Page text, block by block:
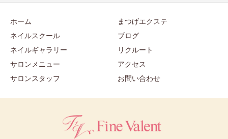
ホーム
ネイルスクール
ネイルギャラリー
サロンメニュー
サロンスタッフ
まつげエクステ
ブログ
リクルート
アクセス
お問い合わせ